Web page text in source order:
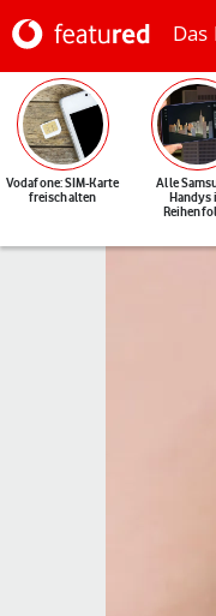
Vodafone: SIM-Karte
freischalten
Alle
Handys